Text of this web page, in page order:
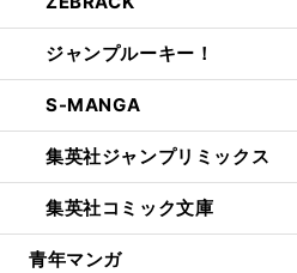
ジャンプルーキー！
S-MANGA
集英社ジャンプリミックス
集英社コミック文庫
青年マンガ